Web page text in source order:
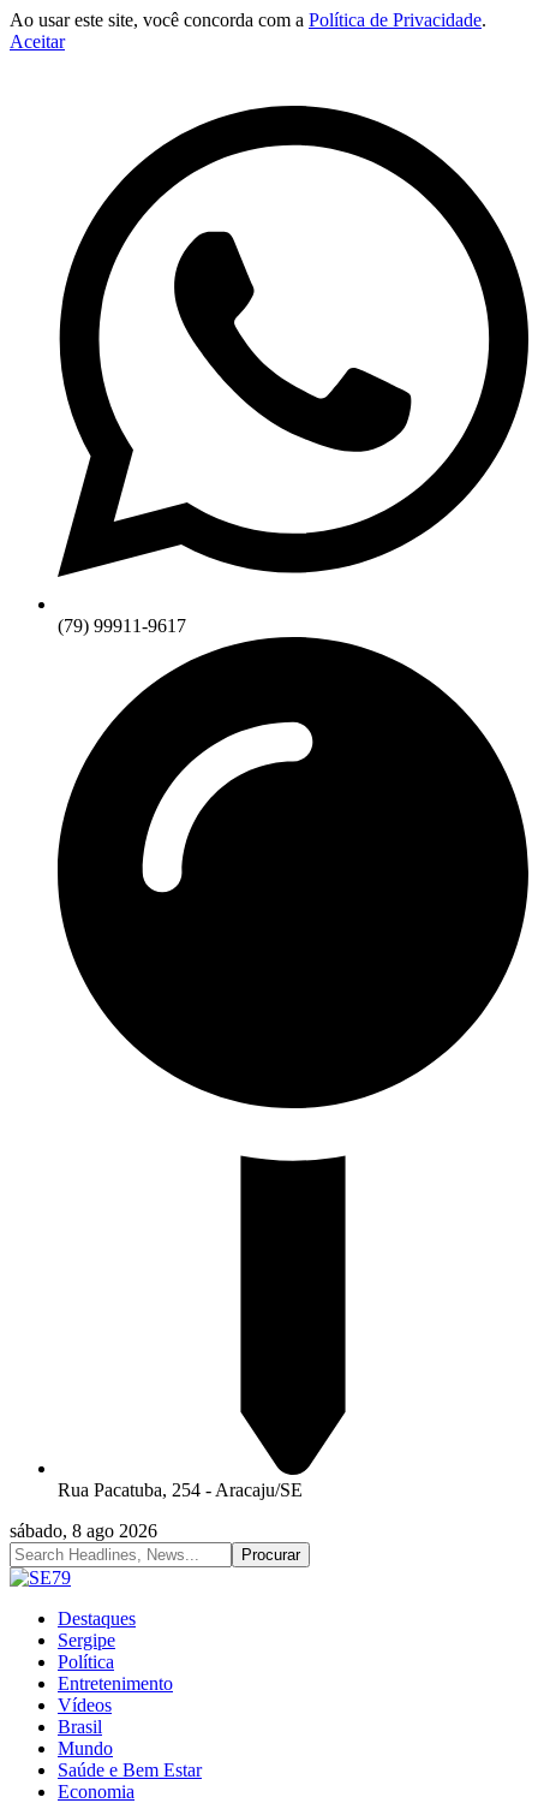
Ao usar este site, você concorda com a Política de Privacidade.
Aceitar
(79) 99911-9617
Rua Pacatuba, 254 - Aracaju/SE
sábado, 8 ago 2026
Destaques
Sergipe
Política
Entretenimento
Vídeos
Brasil
Mundo
Saúde e Bem Estar
Economia